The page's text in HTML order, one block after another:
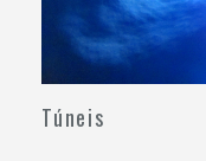
Túneis